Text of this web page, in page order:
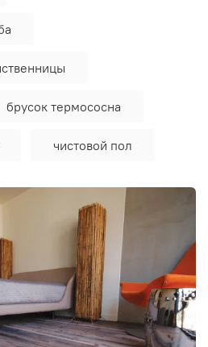
брусок термососна
чистовой пол